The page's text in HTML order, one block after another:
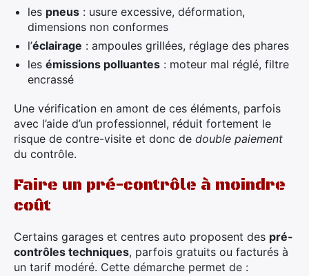
les pneus : usure excessive, déformation,
dimensions non conformes
l’éclairage : ampoules grillées, réglage des phares
les émissions polluantes : moteur mal réglé, filtre
encrassé
Une vérification en amont de ces éléments, parfois
avec l’aide d’un professionnel, réduit fortement le
risque de contre-visite et donc de double paiement
du contrôle.
Faire un pré-contrôle à moindre
coût
Certains garages et centres auto proposent des pré-
contrôles techniques, parfois gratuits ou facturés à
un tarif modéré. Cette démarche permet de :